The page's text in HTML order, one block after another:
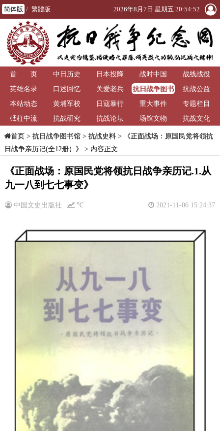
简体版 / 繁體版 2026年8月7日 星期五 20:54:52
首 页 中日历史 日本投降 战时中国
战线战役
英雄名录
口述回忆 关爱老兵
抗日战争图书
馆
抗战公益
本站动态
黄埔军校 日寇暴行 重大事件
专题栏目
砥柱中流
抗战研究 抗战论坛 场馆文物 抗战文化
首页> 抗日战争图书馆> 抗战史料>
《正面战场：原国民党将领抗
日战争亲历记(全12册）》
> 内容正文
《正面战场：原国民党将领抗日战争亲历记.1.从
九一八到七七事变》
中国文史出版社 2021-11-06 15:24:37
℃